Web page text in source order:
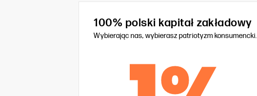
100% polski kapitał zakładowy
Wybierając nas, wybierasz patriotyzm konsumencki.